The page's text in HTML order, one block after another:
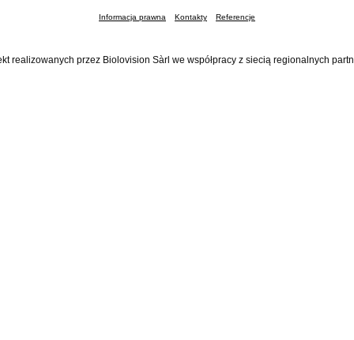
Informacja prawna Kontakty Referencje
realizowanych przez Biolovision Sàrl we współpracy z siecią regionalnych